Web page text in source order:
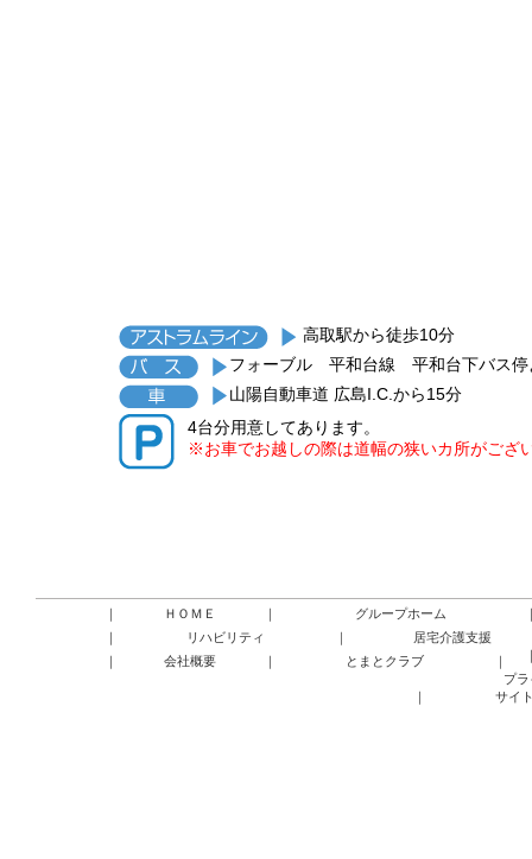
高取駅から徒歩10分
フォーブル 平和台線 平和台下バス停
山陽自動車道 広島I.C.から15分
4台分用意してあります。
※お車でお越しの際は道幅の狭いカ所がござ
｜ ＨＯＭＥ ｜ グループホーム
｜
リハビリティ ｜
居宅介護支援
｜
会社概要 ｜ とまとクラブ ｜
プ
｜
サイ